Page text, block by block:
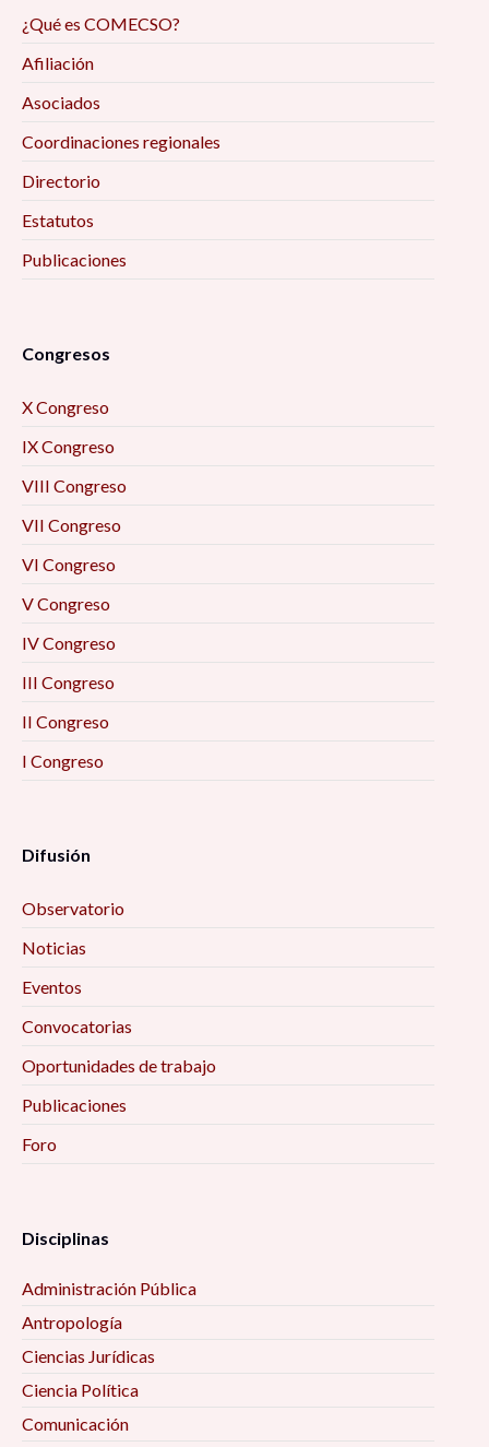
Reflexiones de la investigación/intervención
sociales, en tiempos de pandemia 9:00 am
discapacidad: diálogo desde los estudios
Críticos 9:00 am
entre Aldama y Santa Martha, Chenalhó
Perspectiva para el Desarrollo Local 10:00 am
visión de los egresados 10:00 am
La resiliencia como eje enfrentar el futuro
Prevención situacional del delito 10:00 am
puede ser 10:00 am
Metamorfosis: Familia, emociones y pandemia
SENTIK: Creación de redes sociales para la
Ciclo de conferencias «Educación, Actividad
Física y Salud» 10:00 am
Encuentro Interinstitucional de Estudios
Etarios 10:00 am
ejercicio de derechos políticos y civiles 10:00 am
La filosofía de las ciencias sociales 10:00 am
Mujeres, vejez y envejecimiento desde algunas
¿Qué es COMECSO?
Afiliación
Asociados
Coordinaciones regionales
Directorio
Estatutos
Publicaciones
Congresos
X Congreso
IX Congreso
VIII Congreso
VII Congreso
VI Congreso
V Congreso
IV Congreso
III Congreso
II Congreso
I Congreso
Difusión
Observatorio
Noticias
Eventos
Convocatorias
Oportunidades de trabajo
Publicaciones
Foro
Disciplinas
Administración Pública
Antropología
Ciencias Jurídicas
Ciencia Política
Comunicación